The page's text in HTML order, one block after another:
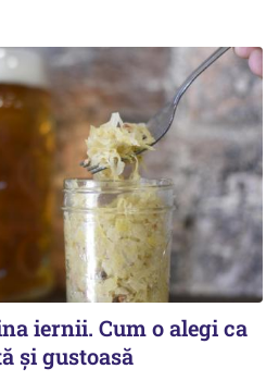
iernii. Cum o alegi ca
și gustoasă